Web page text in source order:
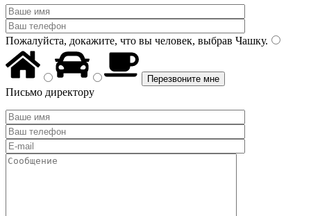
Пожалуйста, докажите, что вы человек, выбрав Чашку.
Письмо директору